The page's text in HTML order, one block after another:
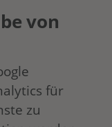
von
für
zu